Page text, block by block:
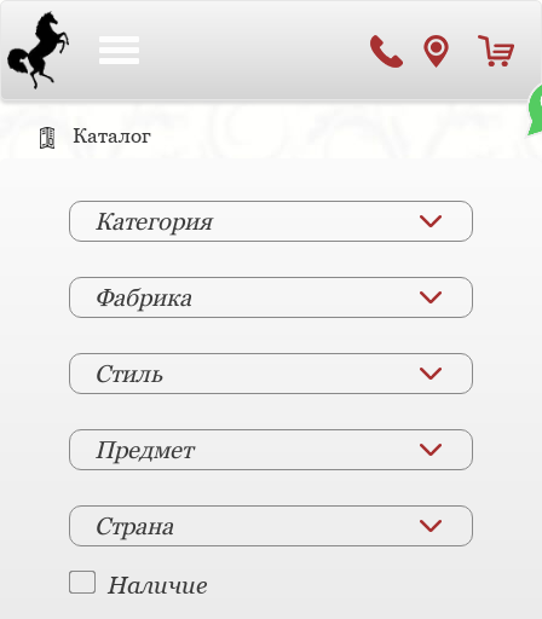
Каталог
Категория
Фабрика
Стиль
Предмет
Страна
Наличие